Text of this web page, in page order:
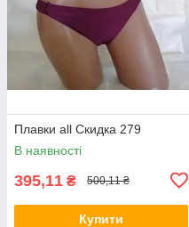
Плавки all Скидка 279
В наявності
395,11 ₴ 500,11 ₴
Купити